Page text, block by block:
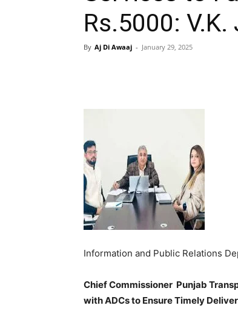
Rs.5000: V.K.
By Aj Di Awaaj - January 29, 2025
Information and Public Relations
Chief Commissioner Punjab
with ADCs to Ensure Timely